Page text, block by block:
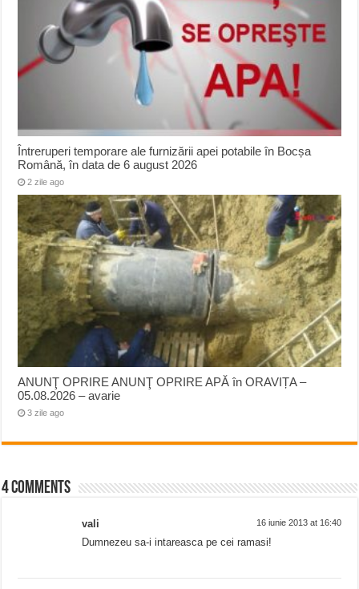
Întreruperi temporare ale furnizării apei potabile în Bocșa
Română, în data de 6 august 2026
2 zile ago
ANUNŢ OPRIRE ANUNŢ OPRIRE APĂ în ORAVIȚA –
05.08.2026 – avarie
3 zile ago
4 comments
vali 16 iunie 2013 at 16:40
Dumnezeu sa-i intareasca pe cei ramasi!